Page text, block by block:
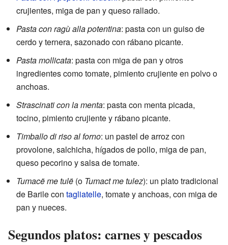
crujientes, miga de pan y queso rallado.
Pasta con ragù alla potentina: pasta con un guiso de
cerdo y ternera, sazonado con rábano picante.
Pasta mollicata: pasta con miga de pan y otros
ingredientes como tomate, pimiento crujiente en polvo o
anchoas.
Strascinati con la menta: pasta con menta picada,
tocino, pimiento crujiente y rábano picante.
Timballo di riso al forno: un pastel de arroz con
provolone, salchicha, hígados de pollo, miga de pan,
queso pecorino y salsa de tomate.
Tumacë me tulë (o Tumact me tulez): un plato tradicional
de Barile con tagliatelle, tomate y anchoas, con miga de
pan y nueces.
Segundos platos: carnes y pescados